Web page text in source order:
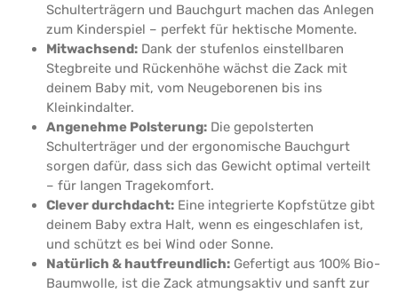
Schulterträgern und Bauchgurt machen das Anlegen
zum Kinderspiel – perfekt für hektische Momente.
Mitwachsend: Dank der stufenlos einstellbaren
Stegbreite und Rückenhöhe wächst die Zack mit
deinem Baby mit, vom Neugeborenen bis ins
Kleinkindalter.
Angenehme Polsterung: Die gepolsterten
Schulterträger und der ergonomische Bauchgurt
sorgen dafür, dass sich das Gewicht optimal verteilt
– für langen Tragekomfort.
Clever durchdacht: Eine integrierte Kopfstütze gibt
deinem Baby extra Halt, wenn es eingeschlafen ist,
und schützt es bei Wind oder Sonne.
Natürlich & hautfreundlich: Gefertigt aus 100% Bio-
Baumwolle, ist die Zack atmungsaktiv und sanft zur